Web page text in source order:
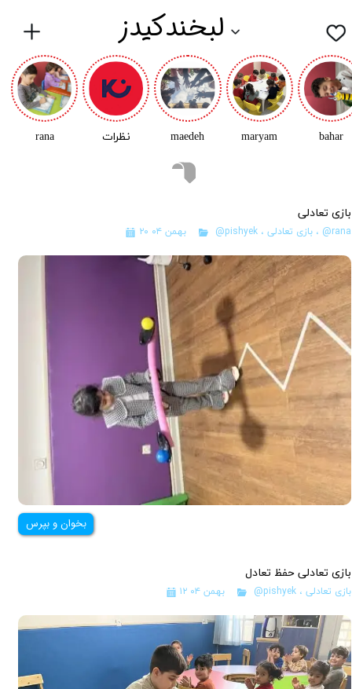
لبخندکیدز
rana نظرات maedeh maryam bahar
بازی تعادلی
۲۰ بهمن ۰۴ @pishyek، بازی تعادلی، @rana
بخوان و بپرس
بازی تعادلی حفظ تعادل
۱۲ بهمن ۰۴ @pishyek، بازی تعادلی